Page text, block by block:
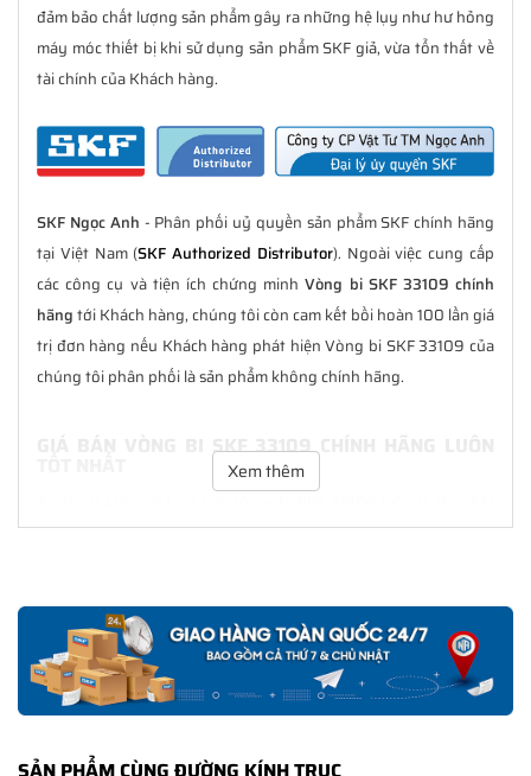
đảm bảo chất lượng sản phẩm gây ra những hệ lụy như hư hỏng
máy móc thiết bị khi sử dụng sản phẩm SKF giả, vừa tổn thất về
tài chính của Khách hàng.
SKF Ngọc Anh - Phân phối uỷ quyền sản phẩm SKF chính hãng
tại Việt Nam (SKF Authorized Distributor). Ngoài việc cung cấp
các công cụ và tiện ích chứng minhVòng bi SKF 33109 chính
hãngtới Khách hàng, chúng tôi còn cam kết bồi hoàn 100 lần giá
trị đơn hàng nếu Khách hàng phát hiện Vòng bi SKF 33109 của
chúng tôi phân phối là sản phẩm không chính hãng.
GIÁ BÁN VÒNG BI SKF 33109 CHÍNH HÃNG LUÔN
với nhiều ưu đãi kèm theo và các dịch vụ hẫu mãi sau bán hàng.
CHẾ ĐỘ BẢO HÀNH VÒNG BI SKF 33109 CHÍNH
HÃNG
Tất cả các sản phẩm SKF chính hãng doSKF Ngọc Anhphân
phối đều được bảo hành chính hãng theo đúng tiêu chuẩn bảo
Xem thêm